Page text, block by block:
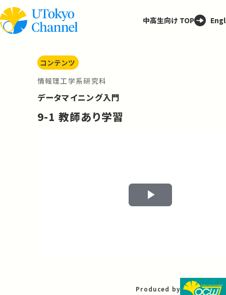
中高生向け TOP
コンテンツ
情報理工学系研究科
データマイニング入門
9-1 教師あり学習
Play
Produced by